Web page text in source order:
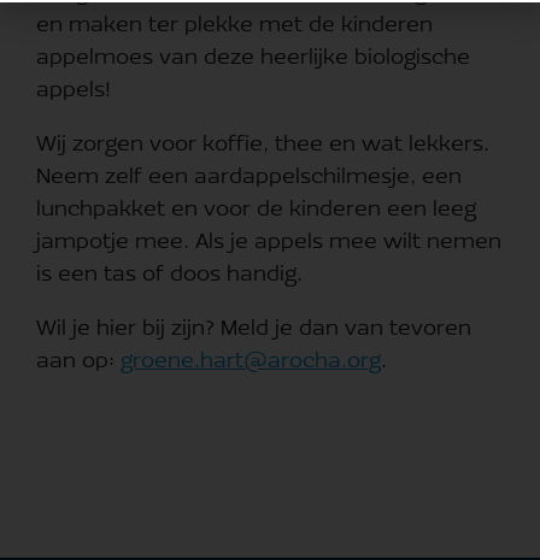
en maken ter plekke met de kinderen
appelmoes van deze heerlijke biologische
appels!
Wij zorgen voor koffie, thee en wat lekkers.
Neem zelf een aardappelschilmesje, een
lunchpakket en voor de kinderen een leeg
jampotje mee. Als je appels mee wilt nemen
is een tas of doos handig.
Wil je hier bij zijn? Meld je dan van tevoren
aan op: groene.hart@arocha.org.